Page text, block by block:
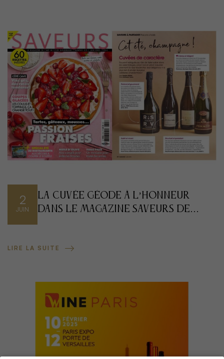
2
JUIN
La cuvée Géode à l’honneur
dans le magazine Saveurs de
LIRE LA SUITE